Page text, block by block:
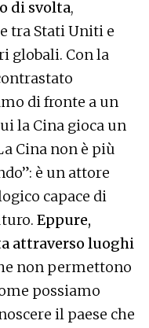
di svolta,
tra Stati Uniti e
globali. Con la
di fronte a un
la Cina gioca un
Cina non è più
è un attore
capace di
Eppure,
attraverso luoghi
non permettono
possiamo
il paese che